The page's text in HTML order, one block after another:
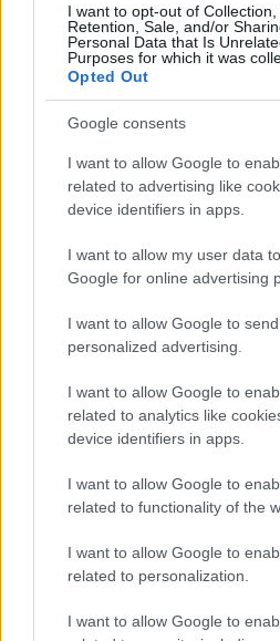
I want to opt-out of Collection,
Retention, Sale, and/or
Personal Data that Is
Purposes for which it was
Opted Out
Google consents
I want to allow Google to
related to advertising like
device identifiers in apps.
I want to allow my user data
Google for online advertising
I want to allow Google to
personalized advertising.
I want to allow Google to
related to analytics like
device identifiers in apps.
I want to allow Google to
related to functionality of the
I want to allow Google to
related to personalization.
I want to allow Google to
iraniano ai maggiori
che Trump vuole entrare
elettorale per le
americani segni tangibili di
decisamente impopolari,
nuovi conflitti. Il problema,
intenzionali. Soprattutto
Teheran,come abbiamo
a tutti i costi evitare una
potrebbe incoraggiare il
escalation di provocazioni,
ritrovarsi proprio in piena
con una nuova
attacco a uomini e mezzi
Trump di fronte alla
conflitto armato a quel